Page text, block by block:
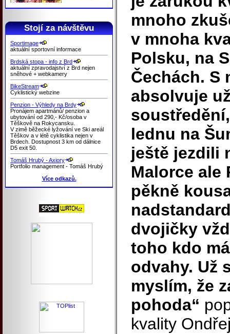
Stojí za návštěvu
Sportimage
aktuální sportovní informace
Brdská stopa - info z Brd
aktuální zpravodajství z Brd nejen
sněhové + webkamery
BikeStream
Cyklistický webzine
Penzion - Výhledy na Brdy
Pronájem apartmánů/ penzion a
ubytování od 290,- Kč/osoba v
Těškově na Rokycansku.
V zimě běžecké lyžování ve Ski areál
Těškov a v létě cyklistika nejen v
Brdech. Dostupnost 3 km od dálnice
D5 exit 50.
Tomáš Hrubý - Axiory
Portfolio management - Tomáš Hrubý
Více odkazů.
mnoho
v mnoha
Polsku, na
Čechách. S
absolvuje
lednu na
ještě jezdili
Malorce ale
pěkně
dvojičky
toho kdo
odvahy. Už
myslím, že
pohoda“
kvality